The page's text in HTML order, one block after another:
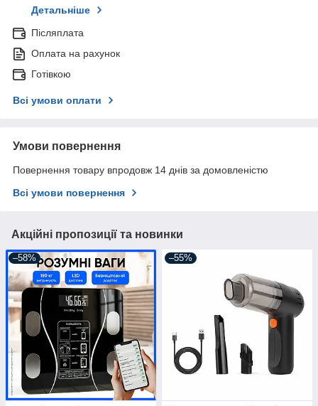
Детальніше
Післяплата
Оплата на рахунок
Готівкою
Всі умови оплати
Умови повернення
Повернення товару впродовж 14 днів за домовленістю
Всі умови повернення
Акційні пропозиції та новинки
–58% –55%